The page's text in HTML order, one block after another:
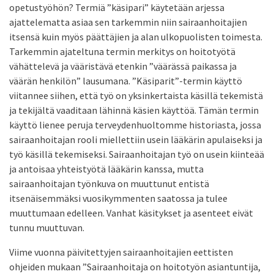
opetustyöhön? Termiä ”käsipari” käytetään arjessa
ajattelematta asiaa sen tarkemmin niin sairaanhoitajien
itsensä kuin myös päättäjien ja alan ulkopuolisten toimesta.
Tarkemmin ajateltuna termin merkitys on hoitotyötä
vähättelevä ja vääristävä etenkin ”väärässä paikassa ja
väärän henkilön” lausumana. ”Käsiparit”-termin käyttö
viitannee siihen, että työ on yksinkertaista käsillä tekemistä
ja tekijältä vaaditaan lähinnä käsien käyttöä. Tämän termin
käyttö lienee peruja terveydenhuoltomme historiasta, jossa
sairaanhoitajan rooli miellettiin usein lääkärin apulaiseksi ja
työ käsillä tekemiseksi. Sairaanhoitajan työ on usein kiinteää
ja antoisaa yhteistyötä lääkärin kanssa, mutta
sairaanhoitajan työnkuva on muuttunut entistä
itsenäisemmäksi vuosikymmenten saatossa ja tulee
muuttumaan edelleen. Vanhat käsitykset ja asenteet eivät
tunnu muuttuvan.
Viime vuonna päivitettyjen sairaanhoitajien eettisten
ohjeiden mukaan ”Sairaanhoitaja on hoitotyön asiantuntija,